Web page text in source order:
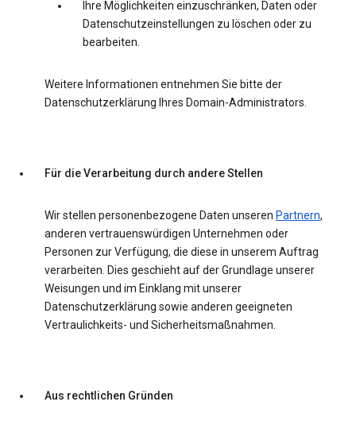
Ihre Möglichkeiten einzuschränken, Daten oder
Datenschutzeinstellungen zu löschen oder zu
bearbeiten.
Weitere Informationen entnehmen Sie bitte der
Datenschutzerklärung Ihres Domain-Administrators.
Für die Verarbeitung durch andere Stellen
Wir stellen personenbezogene Daten unseren Partnern,
anderen vertrauenswürdigen Unternehmen oder
Personen zur Verfügung, die diese in unserem Auftrag
verarbeiten. Dies geschieht auf der Grundlage unserer
Weisungen und im Einklang mit unserer
Datenschutzerklärung sowie anderen geeigneten
Vertraulichkeits- und Sicherheitsmaßnahmen.
Aus rechtlichen Gründen